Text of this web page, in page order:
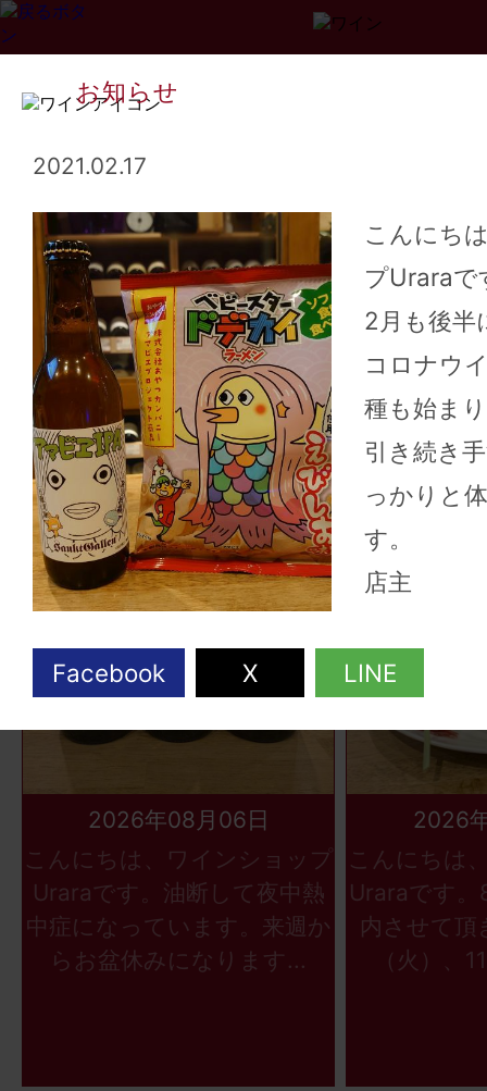
Page 1 2 3 ... 34 >>
2026年08月06日
こんにちは、ワインショップ
Uraraです。油断して夜中熱
中症になっています。来週か
らお盆休みになります...
2026
こんにちは
Uraraです。
内させて頂
（火）、
お知らせ
2021.02.17
こんにち
プUraraで
2月も後半
コロナウ
種も始ま
引き続き
っかりと
す。
店主